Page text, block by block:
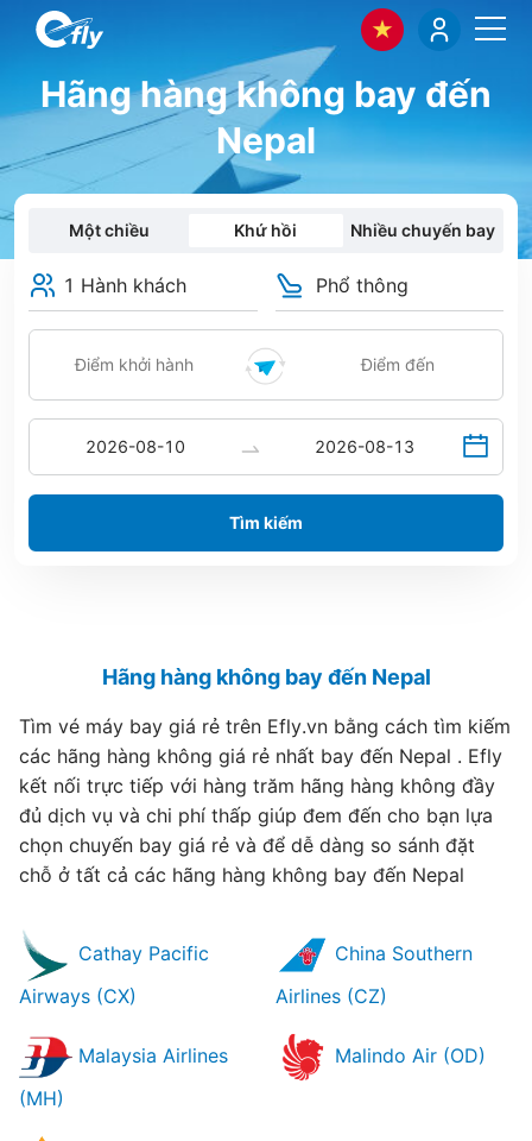
Hãng hàng không bay đến
Nepal
Một chiều Khứ hồi Nhiều chuyến bay
1 Hành khách Phổ thông
Tìm kiếm
Hãng hàng không bay đến Nepal
Tìm vé máy bay giá rẻ trên Efly.vn bằng cách tìm kiếm
các hãng hàng không giá rẻ nhất bay đến Nepal . Efly
kết nối trực tiếp với hàng trăm hãng hàng không đầy
đủ dịch vụ và chi phí thấp giúp đem đến cho bạn lựa
chọn chuyến bay giá rẻ và để dễ dàng so sánh đặt
chỗ ở tất cả các hãng hàng không bay đến Nepal
Cathay Pacific
Airways (CX)
China Southern
Airlines (CZ)
Malaysia Airlines
(MH)
Malindo Air (OD)